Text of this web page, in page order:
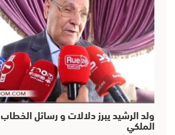
ولد الرشيد يبرز دلالات و رسائل الخطاب
الملكي